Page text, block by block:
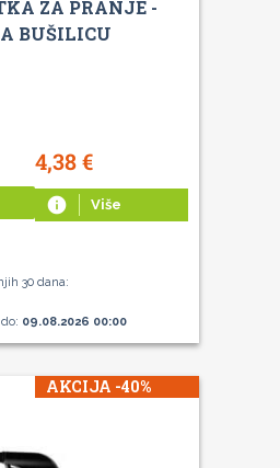
ZA PRANJE -
BUŠILICU
4,38€
info Više
30 dana:
09.08.2026 00:00
AKCIJA -40%